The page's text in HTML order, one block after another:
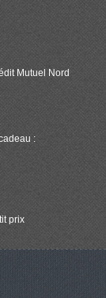
Mutuel Nord
:
prix